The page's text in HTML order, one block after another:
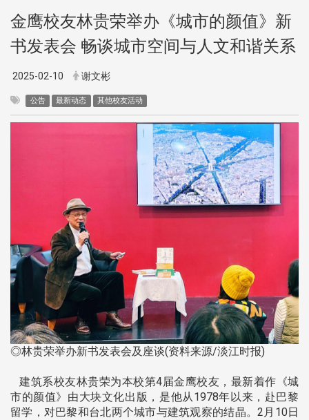
金鹰校友林贵荣举办《城市的颜值》新
书发表会 畅谈城市空间与人文和谐关系
2025-02-10 谢文彬
公告 最新动态 其他校友活动
◎林贵荣举办新书发表会及座谈(资料来源/淡江时报)
建筑系校友林贵荣为本校第4届金鹰校友，最新着作《城
市的颜值》由大块文化出版，是他从1978年以来，赴巴黎
留学，对巴黎和台北两个城市与建筑观察的结晶。2月10日